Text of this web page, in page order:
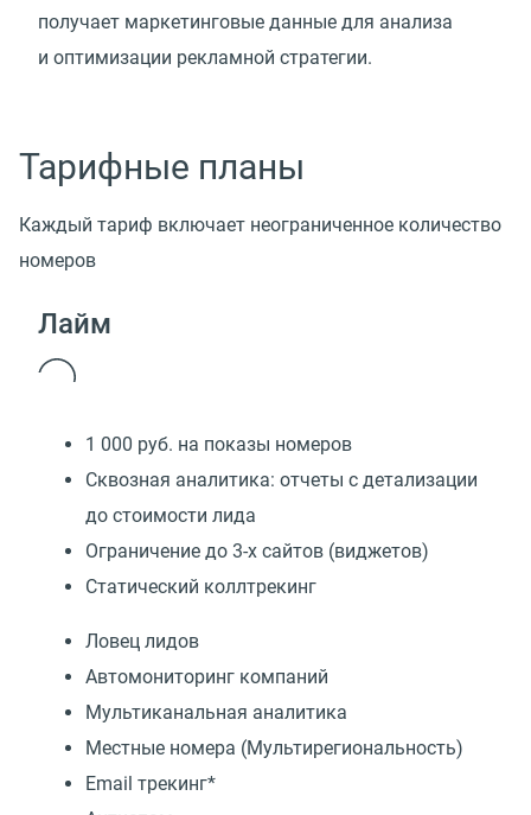
получает маркетинговые данные для анализа
и оптимизации рекламной стратегии.
Тарифные планы
Каждый тариф включает неограниченное количество
номеров
Лайм
1 000 руб. на показы номеров
Сквозная аналитика: отчеты с детализации
до стоимости лида
Ограничение до 3-х сайтов (виджетов)
Статический коллтрекинг
Ловец лидов
Автомониторинг компаний
Мультиканальная аналитика
Местные номера (Мультирегиональность)
Email трекинг*